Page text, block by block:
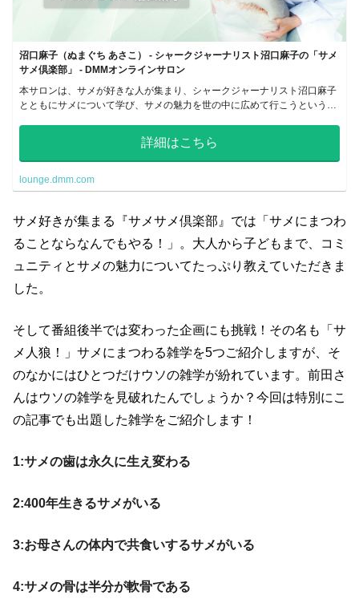
沼口麻子（ぬまぐち あさこ） - シャークジャーナリスト沼口麻子の「サメ
サメ倶楽部」 - DMMオンラインサロン
本サロンは、サメが好きな人が集まり、シャークジャーナリスト沼口麻子
とともにサメについて学び、サメの魅力を世の中に広めて行こうというコ
詳細はこちら
lounge.dmm.com
サメ好きが集まる『サメサメ倶楽部』では「サメにまつわ
ることならなんでもやる！」。大人から子どもまで、コミ
ュニティとサメの魅力についてたっぷり教えていただきま
した。
そして番組後半では変わった企画にも挑戦！その名も「サ
メ人狼！」サメにまつわる雑学を5つご紹介しますが、そ
のなかにはひとつだけウソの雑学が紛れています。前田さ
んはウソの雑学を見破れたんでしょうか？今回は特別にこ
の記事でも出題した雑学をご紹介します！
1:サメの歯は永久に生え変わる
2:400年生きるサメがいる
3:お母さんの体内で共食いするサメがいる
4:サメの骨は半分が軟骨である